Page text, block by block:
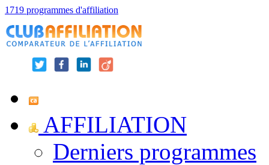
1719 programmes d'affiliation
AFFILIATION
Derniers programmes